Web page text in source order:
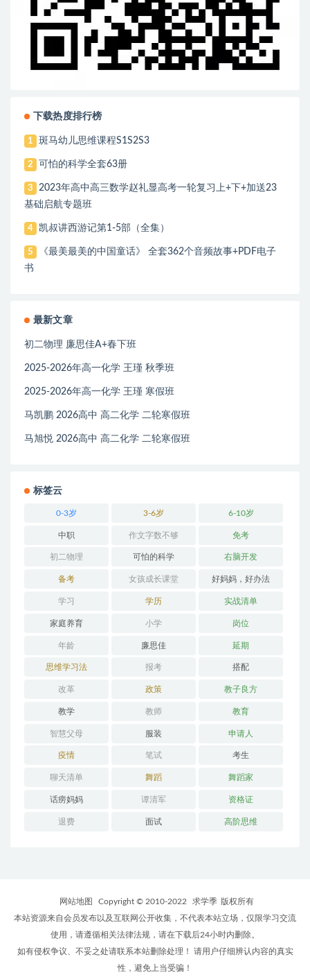
下载热度排行榜
1 斑马幼儿思维课程S1S2S3
2 可怕的科学全套63册
3
2023年高中高三数学赵礼显高考一轮复习上+下+加送23
基础启航专题班
4 凯叔讲西游记第1-5部（全集）
5
《最美最美的中国童话》 全套362个音频故事+PDF电子
书
最新文章
初二物理 廉思佳A+春下班
2025-2026年高一化学 王瑾 秋季班
2025-2026年高一化学 王瑾 寒假班
马凯鹏 2026高中 高二化学 二轮寒假班
马旭悦 2026高中 高二化学 二轮寒假班
标签云
0-3岁 3-6岁 6-10岁
中职 作文字数不够 免考
初二物理 可怕的科学 右脑开发
备考 女孩成长课堂 好妈妈，好办法
学习 学历 实战清单
家庭养育 小学 岗位
年龄 廉思佳 延期
思维学习法 报考 搭配
改革 政策 教子良方
教学 教师 教育
智慧父母 服装 申请人
疫情 笔试 考生
聊天清单 舞蹈 舞蹈家
话痨妈妈 谭清军 资格证
退费 面试 高阶思维
网站地图 Copyright © 2010-2022 求学季 版权所有
本站资源来自会员发布以及互联网公开收集，不代表本站立场，仅限学习交流
使用，请遵循相关法律法规，请在下载后24小时内删除。
如有侵权争议、不妥之处请联系本站删除处理！ 请用户仔细辨认内容的真实
性，避免上当受骗！